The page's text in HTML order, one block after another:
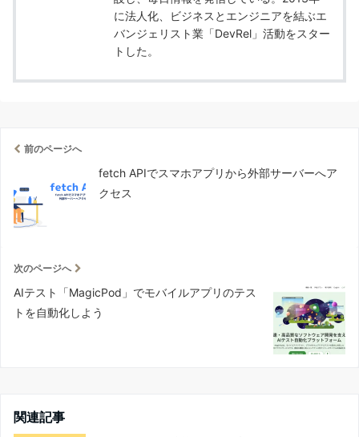
に法人化、ビジネスとエンジニアを結ぶエ
バンジェリスト業「DevRel」活動をスター
トした。
前のページへ
fetch APIでスマホアプリから外部サーバーへア
クセス
次のページへ
AIテスト「MagicPod」でモバイルアプリのテス
トを自動化しよう
関連記事